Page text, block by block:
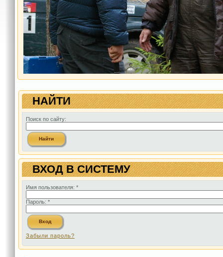
НАЙТИ
Поиск по сайту:
ВХОД В СИСТЕМУ
Имя пользователя: *
Пароль: *
Забыли пароль?